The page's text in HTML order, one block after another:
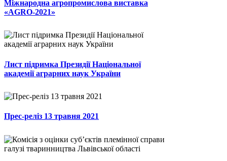
Міжнародна агропромислова виставка
«AGRO-2021»
Лист підримка Президії Національної
академії аграрних наук України
Прес-реліз 13 травня 2021